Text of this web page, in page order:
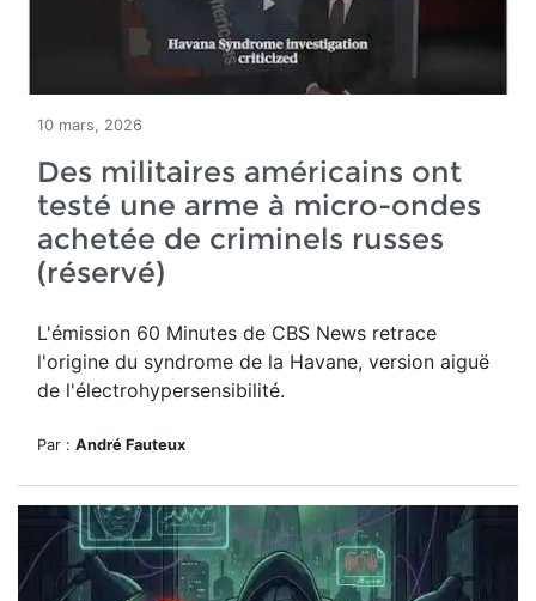
10 mars, 2026
Des militaires américains ont
testé une arme à micro-ondes
achetée de criminels russes
(réservé)
L'émission 60 Minutes de CBS News retrace
l'origine du syndrome de la Havane, version aiguë
de l'électrohypersensibilité.
Par : André Fauteux